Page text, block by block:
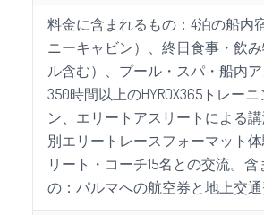
料金に含まれるもの：4泊の船内
ニーキャビン）、終日食事・飲
ル含む）、プール・スパ・船内ア
350時間以上のHYROX365トレー
ン、エリートアスリートによる
別エリートレースフォーマット
リート・コーチ15名との交流。含
の：パルマへの航空券と地上交通